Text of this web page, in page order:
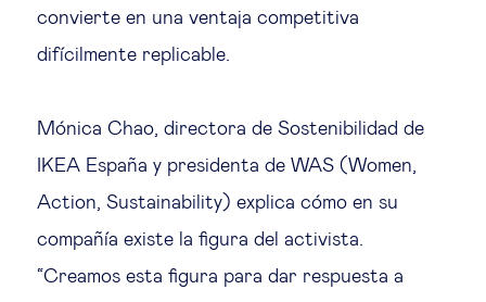
convierte en una ventaja competitiva
difícilmente replicable.
Mónica Chao, directora de Sostenibilidad de
IKEA España y presidenta de WAS (Women,
Action, Sustainability) explica cómo en su
compañía existe la figura del activista.
“Creamos esta figura para dar respuesta a